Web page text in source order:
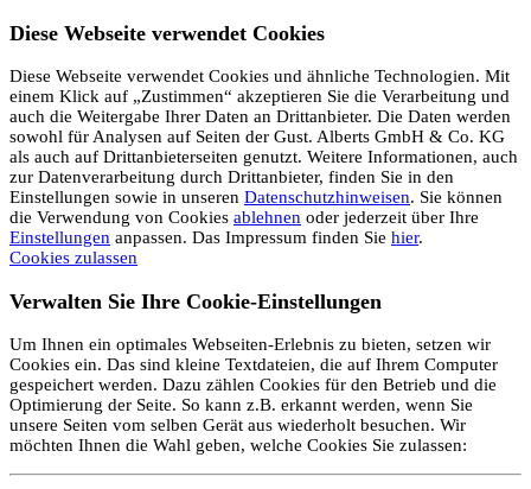
Diese Webseite verwendet Cookies
Diese Webseite verwendet Cookies und ähnliche Technologien. Mit
einem Klick auf „Zustimmen“ akzeptieren Sie die Verarbeitung und
auch die Weitergabe Ihrer Daten an Drittanbieter. Die Daten werden
sowohl für Analysen auf Seiten der Gust. Alberts GmbH & Co. KG
als auch auf Drittanbieterseiten genutzt. Weitere Informationen, auch
zur Datenverarbeitung durch Drittanbieter, finden Sie in den
Einstellungen sowie in unseren Datenschutzhinweisen. Sie können
die Verwendung von Cookies ablehnen oder jederzeit über Ihre
Einstellungen anpassen. Das Impressum finden Sie hier.
Cookies zulassen
Verwalten Sie Ihre Cookie-Einstellungen
Um Ihnen ein optimales Webseiten-Erlebnis zu bieten, setzen wir
Cookies ein. Das sind kleine Textdateien, die auf Ihrem Computer
gespeichert werden. Dazu zählen Cookies für den Betrieb und die
Optimierung der Seite. So kann z.B. erkannt werden, wenn Sie
unsere Seiten vom selben Gerät aus wiederholt besuchen. Wir
möchten Ihnen die Wahl geben, welche Cookies Sie zulassen: